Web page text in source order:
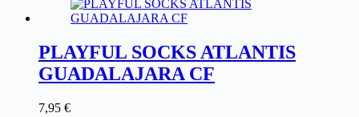
PLAYFUL SOCKS ATLANTIS
GUADALAJARA CF
7,95 €